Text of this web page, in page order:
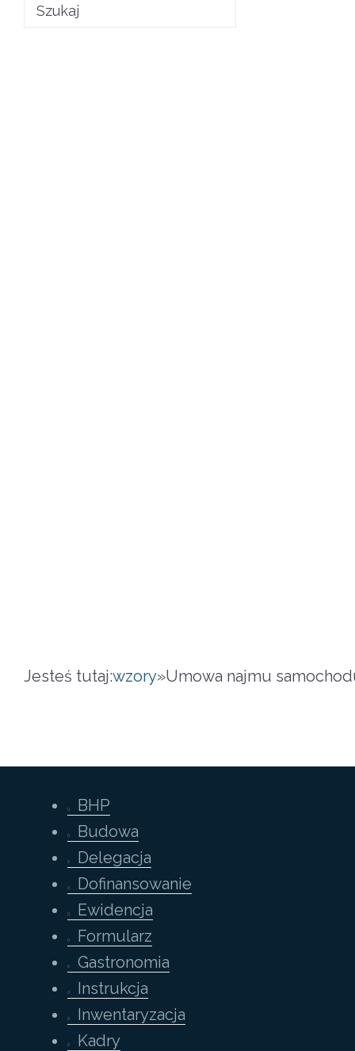
Jesteś tutaj:wzory»Umowa najmu
BHP
Budowa
Delegacja
Dofinansowanie
Ewidencja
Formularz
Gastronomia
Instrukcja
Inwentaryzacja
Kadry